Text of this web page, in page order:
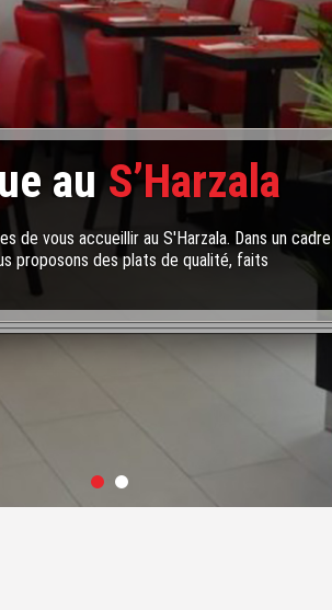
au S’Harzala
de vous accueillir au S'Harzala. Dans un cadre
proposons des plats de qualité, faits